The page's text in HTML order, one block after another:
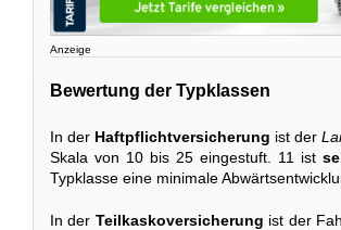
Anzeige
Bewertung der Typklassen
In der Haftpflichtversicherung ist der
Skala von 10 bis 25 eingestuft. 11 ist
Typklasse eine minimale
In der Teilkaskoversicherung ist der